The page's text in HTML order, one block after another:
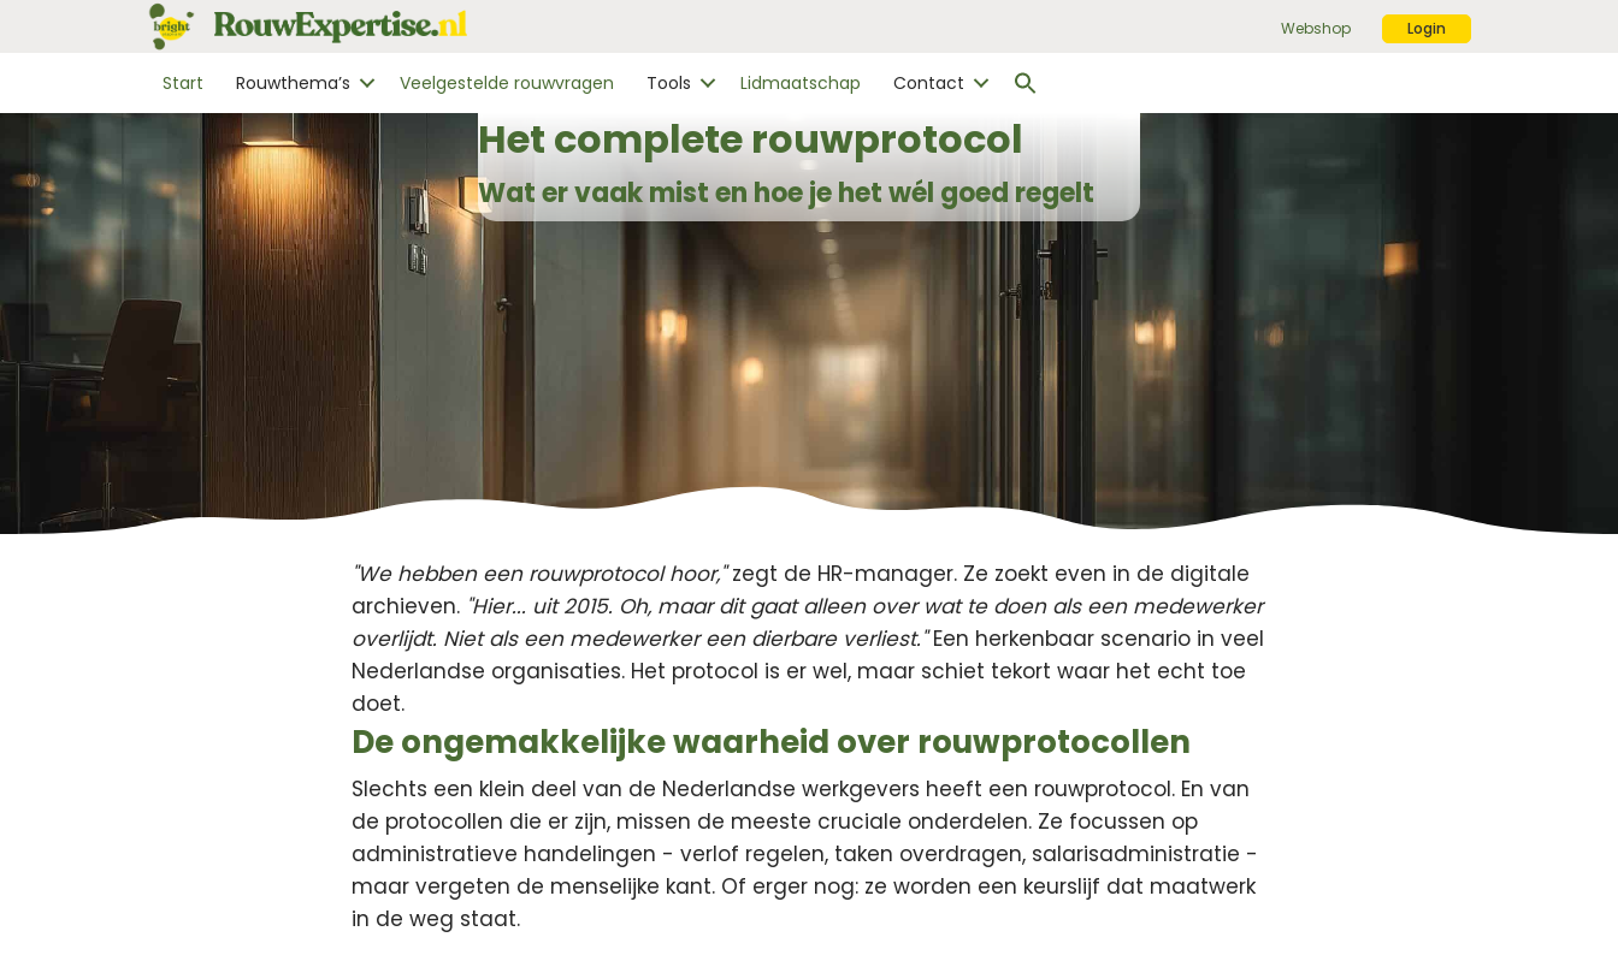
Webshop Login
Start Rouwthema’s Veelgestelde rouwvragen Tools Lidmaatschap Contact
Zoekknop
Het complete rouwprotocol
Wat er vaak mist en hoe je het wél goed regelt
"We hebben een rouwprotocol hoor,"zegt de HR-manager. Ze zoekt even in de digitale
archieven. "Hier... uit 2015. Oh, maar dit gaat alleen over wat te doen als een medewerker
overlijdt. Niet als een medewerker een dierbare verliest."Een herkenbaar scenario in veel
Nederlandse organisaties. Het protocol is er wel, maar schiet tekort waar het echt toe
doet.
De ongemakkelijke waarheid over rouwprotocollen
Slechts een klein deel van de Nederlandse werkgevers heeft een rouwprotocol. En van
de protocollen die er zijn, missen de meeste cruciale onderdelen. Ze focussen op
administratieve handelingen - verlof regelen, taken overdragen, salarisadministratie -
maar vergeten de menselijke kant. Of erger nog: ze worden een keurslijf dat maatwerk
in de weg staat.